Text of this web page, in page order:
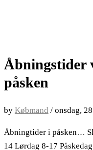
Åbningstider
påsken
by Købmand / onsdag,
Åbningtider i påsken…
14 Lørdag 8-17